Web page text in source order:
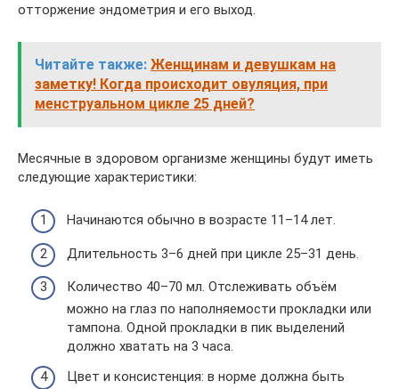
отторжение эндометрия и его выход.
Читайте также: Женщинам и девушкам на
заметку! Когда происходит овуляция, при
менструальном цикле 25 дней?
Месячные в здоровом организме женщины будут иметь
следующие характеристики:
Начинаются обычно в возрасте 11–14 лет.
Длительность 3–6 дней при цикле 25–31 день.
Количество 40–70 мл. Отслеживать объём
можно на глаз по наполняемости прокладки или
тампона. Одной прокладки в пик выделений
должно хватать на 3 часа.
Цвет и консистенция: в норме должна быть